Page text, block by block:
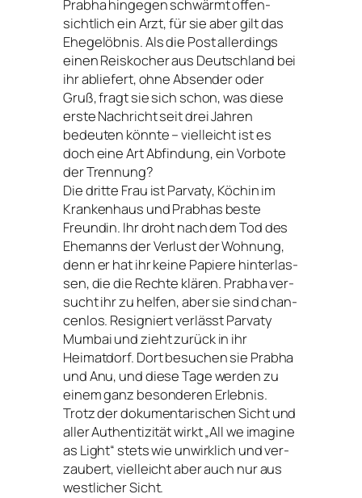
Prabha hin­ge­gen schwärmt offen­
sicht­lich ein Arzt, für sie aber gilt das
Ehegelöbnis. Als die Post aller­dings
einen Reiskocher aus Deutschland bei
ihr ablie­fert, ohne Absender oder
Gruß, fragt sie sich schon, was die­se
ers­te Nachricht seit drei Jahren
bedeu­ten könn­te – viel­leicht ist es
doch eine Art Abfindung, ein Vorbote
der Trennung?
Die drit­te Frau ist Parvaty, Köchin im
Krankenhaus und Prabhas bes­te
Freundin. Ihr droht nach dem Tod des
Ehemanns der Verlust der Wohnung,
denn er hat ihr kei­ne Papiere hin­ter­las­
sen, die die Rechte klä­ren. Prabha ver­
sucht ihr zu hel­fen, aber sie sind chan­
cen­los. Resigniert ver­lässt Parvaty
Mumbai und zieht zurück in ihr
Heimatdorf. Dort besu­chen sie Prabha
und Anu, und die­se Tage wer­den zu
einem ganz beson­de­ren Erlebnis.
Trotz der doku­men­ta­ri­schen Sicht und
aller Authentizität wirkt „All we ima­gi­ne
as Light“ stets wie unwirk­lich und ver­
zau­bert, viel­leicht aber auch nur aus
west­li­cher Sicht.